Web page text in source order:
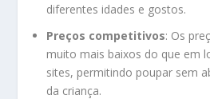
diferentes idades e gostos.
Preços competitivos: Os
muito mais baixos do que em
sites, permitindo poupar sem
da criança.